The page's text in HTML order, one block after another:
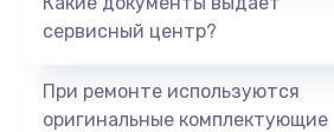
сервисный центр?
При ремонте используются
оригинальные комплектующие